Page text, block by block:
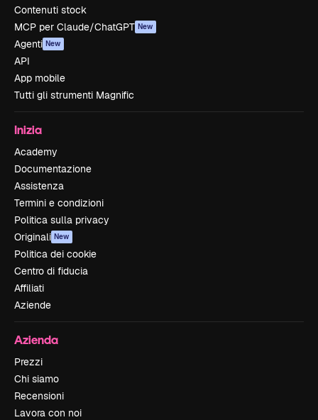
Contenuti stock
MCP per Claude/ChatGPT New
Agenti New
API
App mobile
Tutti gli strumenti Magnific
Inizia
Academy
Documentazione
Assistenza
Termini e condizioni
Politica sulla privacy
Originali New
Politica dei cookie
Centro di fiducia
Affiliati
Aziende
Azienda
Prezzi
Chi siamo
Recensioni
Lavora con noi